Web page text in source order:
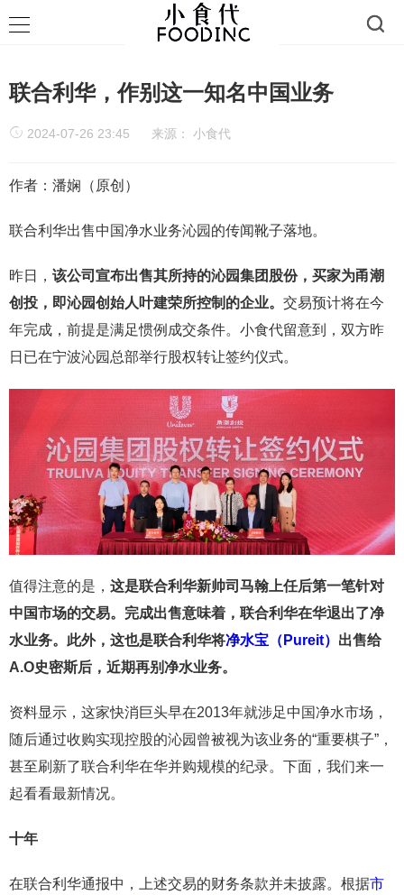
联合利华，作别这一知名中国业务
2024-07-26 23:45 来源： 小食代
作者：潘娴（原创）
联合利华出售中国净水业务沁园的传闻靴子落地。
昨日， 该公司宣布出售其所持的沁园集团股份，买家为甬潮
创投，即沁园创始人叶建荣所控制的企业。 交易预计将在今
年完成，前提是满足惯例成交条件。小食代留意到，双方昨
日已在宁波沁园总部举行股权转让签约仪式。
值得注意的是， 这是联合利华新帅司马翰上任后第一笔针对
中国市场的交易。完成出售意味着，联合利华在华退出了净
水业务。此外，这也是联合利华将净水宝（Pureit） 出售给
A.O史密斯后，近期再别净水业务。
资料显示，这家快消巨头早在2013年就涉足中国净水市场，
随后通过收购实现控股的沁园曾被视为该业务的“重要棋子”，
甚至刷新了联合利华在华并购规模的纪录。下面，我们来一
起看看最新情况。
十年
在联合利华通报中，上述交易的财务条款并未披露。根据市